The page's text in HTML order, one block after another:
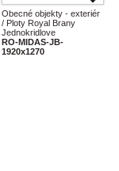
Obecné objekty - exteriér
/ Ploty Royal Brany
Jednokridlove
RO-MIDAS-JB-
1920x1270